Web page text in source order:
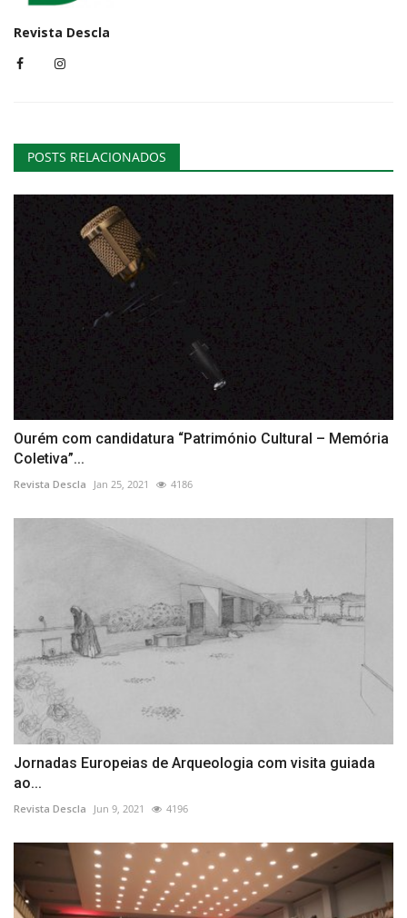
Revista Descla
POSTS RELACIONADOS
Ourém com candidatura “Património Cultural – Memória
Coletiva”...
Revista Descla Jan 25, 2021 4186
Jornadas Europeias de Arqueologia com visita guiada
ao...
Revista Descla Jun 9, 2021 4196